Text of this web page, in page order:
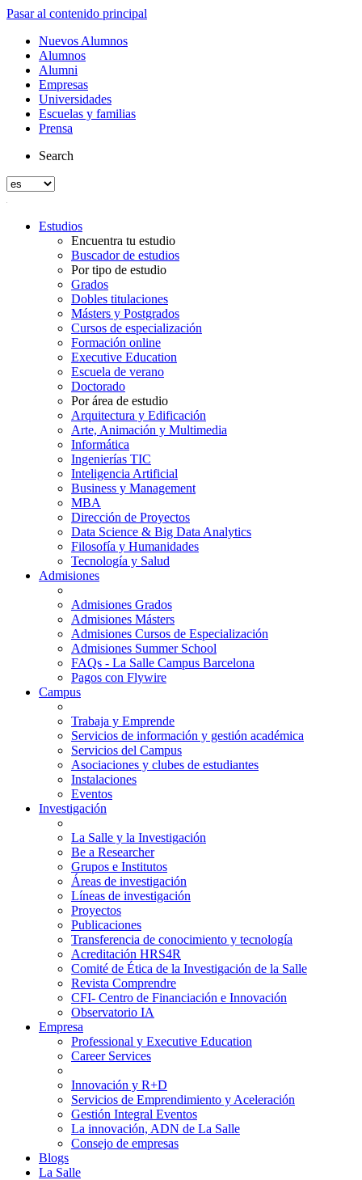
Pasar al contenido principal
Nuevos Alumnos
Alumnos
Alumni
Empresas
Universidades
Escuelas y familias
Prensa
Search
Estudios
Encuentra tu estudio
Buscador de estudios
Por tipo de estudio
Grados
Dobles titulaciones
Másters y Postgrados
Cursos de especialización
Formación online
Executive Education
Escuela de verano
Doctorado
Por área de estudio
Arquitectura y Edificación
Arte, Animación y Multimedia
Informática
Ingenierías TIC
Inteligencia Artificial
Business y Management
MBA
Dirección de Proyectos
Data Science & Big Data Analytics
Filosofía y Humanidades
Tecnología y Salud
Admisiones
Admisiones Grados
Admisiones Másters
Admisiones Cursos de Especialización
Admisiones Summer School
FAQs - La Salle Campus Barcelona
Pagos con Flywire
Campus
Trabaja y Emprende
Servicios de información y gestión académica
Servicios del Campus
Asociaciones y clubes de estudiantes
Instalaciones
Eventos
Investigación
La Salle y la Investigación
Be a Researcher
Grupos e Institutos
Áreas de investigación
Líneas de investigación
Proyectos
Publicaciones
Transferencia de conocimiento y tecnología
Acreditación HRS4R
Comité de Ética de la Investigación de la Salle
Revista Comprendre
CFI- Centro de Financiación e Innovación
Observatorio IA
Empresa
Professional y Executive Education
Career Services
Innovación y R+D
Servicios de Emprendimiento y Aceleración
Gestión Integral Eventos
La innovación, ADN de La Salle
Consejo de empresas
Blogs
La Salle